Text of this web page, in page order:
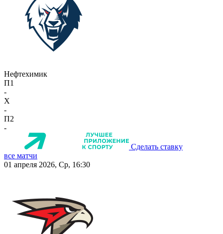
Нефтехимик
П1
-
X
-
П2
-
Сделать ставку
все матчи
01 апреля 2026, Ср, 16:30